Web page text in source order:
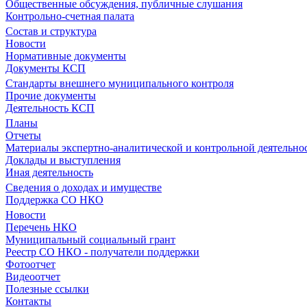
Общественные обсуждения, публичные слушания
Контрольно-счетная палата
Состав и структура
Новости
Нормативные документы
Документы КСП
Стандарты внешнего муниципального контроля
Прочие документы
Деятельность КСП
Планы
Отчеты
Материалы экспертно-аналитической и контрольной
Доклады и выступления
Иная деятельность
Сведения о доходах и имуществе
Поддержка СО НКО
Новости
Перечень НКО
Муниципальный социальный грант
Реестр СО НКО - получатели поддержки
Фотоотчет
Видеоотчет
Полезные ссылки
Контакты